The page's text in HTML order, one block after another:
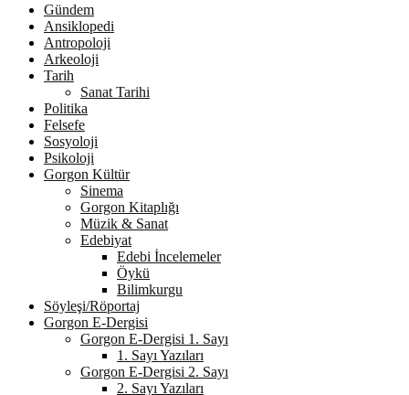
Gündem
Ansiklopedi
Antropoloji
Arkeoloji
Tarih
Sanat Tarihi
Politika
Felsefe
Sosyoloji
Psikoloji
Gorgon Kültür
Sinema
Gorgon Kitaplığı
Müzik & Sanat
Edebiyat
Edebi İncelemeler
Öykü
Bilimkurgu
Söyleşi/Röportaj
Gorgon E-Dergisi
Gorgon E-Dergisi 1. Sayı
1. Sayı Yazıları
Gorgon E-Dergisi 2. Sayı
2. Sayı Yazıları